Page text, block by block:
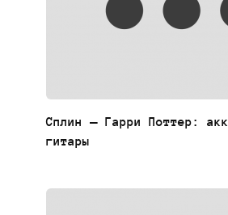
Сплин — Гарри Поттер:
гитары